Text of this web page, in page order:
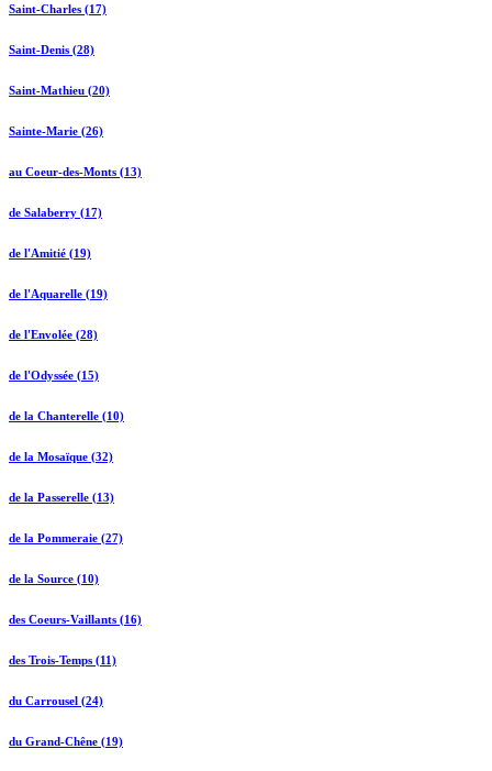
Saint-Charles (17)
Saint-Denis (28)
Saint-Mathieu (20)
Sainte-Marie (26)
au Coeur-des-Monts (13)
de Salaberry (17)
de l'Amitié (19)
de l'Aquarelle (19)
de l'Envolée (28)
de l'Odyssée (15)
de la Chanterelle (10)
de la Mosaïque (32)
de la Passerelle (13)
de la Pommeraie (27)
de la Source (10)
des Coeurs-Vaillants (16)
des Trois-Temps (11)
du Carrousel (24)
du Grand-Chêne (19)